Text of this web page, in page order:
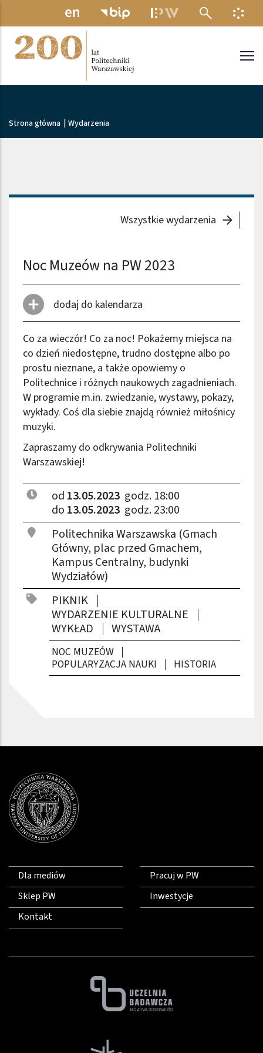
Przejdź do treści
MENU
Ścieżka nawigacyjna
Strona główna Wydarzenia
dodaj do kalendarza
Wszystkie wydarzenia
Noc Muzeów na PW 2023
od 13.05.2023 godz. 18:00
do 13.05.2023 godz. 23:00
Politechnika Warszawska (Gmach
Główny, plac przed Gmachem,
Kampus Centralny, budynki
Wydziałów)
PIKNIK
WYDARZENIE KULTURALNE
WYKŁAD
WYSTAWA
NOC MUZEÓW
POPULARYZACJA NAUKI
HISTORIA
Co za wieczór! Co za noc! Pokażemy miejsca na
co dzień niedostępne, trudno dostępne albo po
prostu nieznane, a także opowiemy o
Politechnice i różnych naukowych zagadnieniach.
W programie m.in. zwiedzanie, wystawy, pokazy,
wykłady. Coś dla siebie znajdą również miłośnicy
muzyki.
Zapraszamy do odkrywania Politechniki
Warszawskiej!
Dla mediów
Sklep PW
Kontakt
Pracuj w PW
Inwestycje